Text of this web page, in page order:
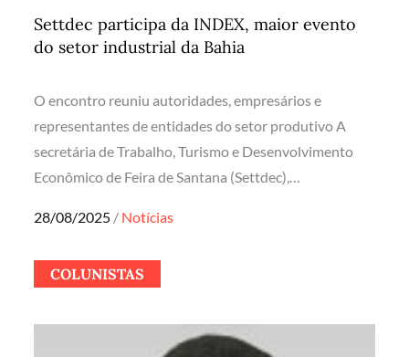
Settdec participa da INDEX, maior evento
do setor industrial da Bahia
O encontro reuniu autoridades, empresários e
representantes de entidades do setor produtivo A
secretária de Trabalho, Turismo e Desenvolvimento
Econômico de Feira de Santana (Settdec),…
Posted
28/08/2025 Notícias
COLUNISTAS